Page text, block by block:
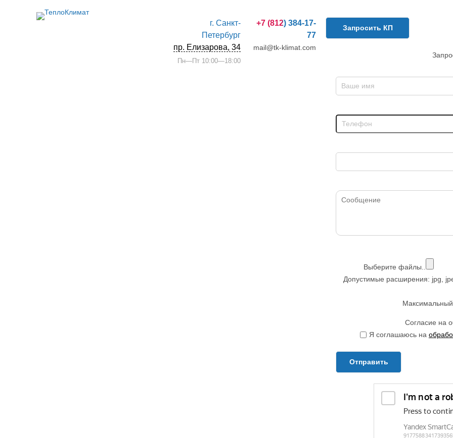
г. Санкт-
Петербург
пр. Елизарова, 34
Пн—Пт 10:00—18:00
+7 (812) 384-17-
77
mail@tk-klimat.com
Запросить КП
Выберите файлы..
Допустимые расширения: jpg,
Согласие на
Я соглашаюсь на
Отправить